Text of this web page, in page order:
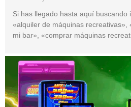
Si has llegado hasta aquí buscando
«alquiler de máquinas recreativas»,
mi bar», «comprar máquinas